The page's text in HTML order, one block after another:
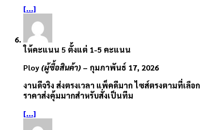
[...]
ให้คะแนน 5 ตั้งแต่ 1-5 คะแนน
Ploy(ผู้ซื้อสินค้า) – กุมภาพันธ์ 17, 2026
งานดีจริง ส่งตรงเวลา แพ็คดีมาก ไซส์ตรงตามที่เลือก
ราคาส่งคุ้มมากสำหรับสั่งเป็นทีม
[...]